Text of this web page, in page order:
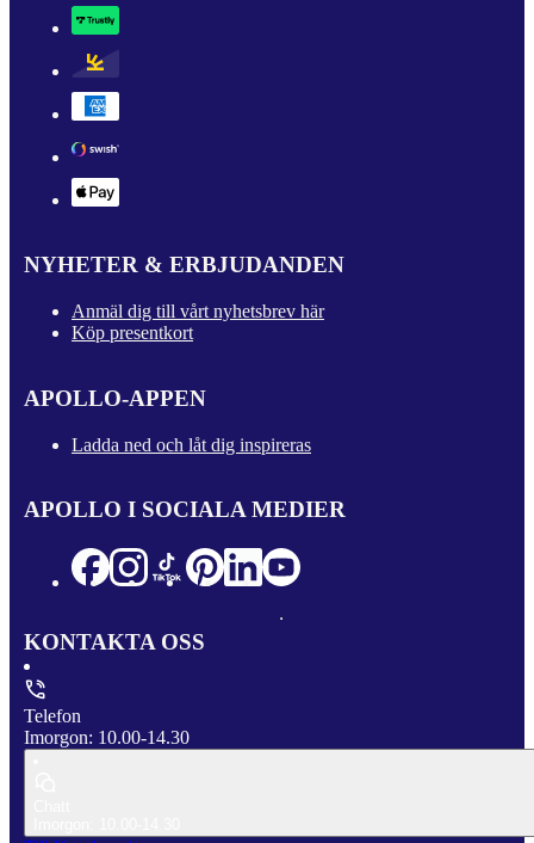
NYHETER & ERBJUDANDEN
Anmäl dig till vårt nyhetsbrev här
Köp presentkort
APOLLO-APPEN
Ladda ned och låt dig inspireras
APOLLO I SOCIALA MEDIER
KONTAKTA OSS
Telefon
Imorgon: 10.00-14.30